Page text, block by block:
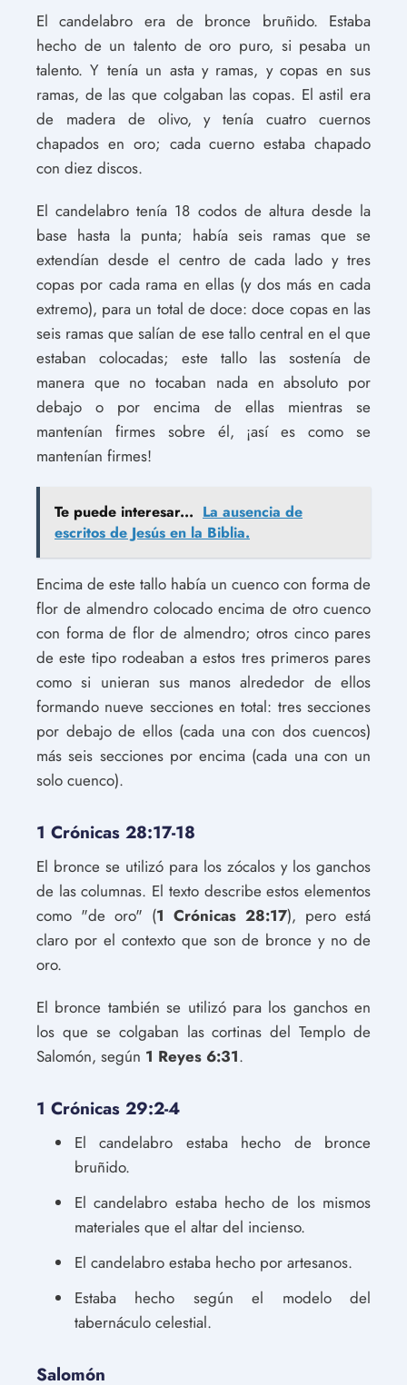
El candelabro era de bronce bruñido. Estaba
hecho de un talento de oro puro, si pesaba un
talento. Y tenía un asta y ramas, y copas en sus
ramas, de las que colgaban las copas. El astil era
de madera de olivo, y tenía cuatro cuernos
chapados en oro; cada cuerno estaba chapado
con diez discos.
El candelabro tenía 18 codos de altura desde la
base hasta la punta; había seis ramas que se
extendían desde el centro de cada lado y tres
copas por cada rama en ellas (y dos más en cada
extremo), para un total de doce: doce copas en las
seis ramas que salían de ese tallo central en el que
estaban colocadas; este tallo las sostenía de
manera que no tocaban nada en absoluto por
debajo o por encima de ellas mientras se
mantenían firmes sobre él, ¡así es como se
mantenían firmes!
Te puede interesar... La ausencia de
escritos de Jesús en la Biblia.
Encima de este tallo había un cuenco con forma de
flor de almendro colocado encima de otro cuenco
con forma de flor de almendro; otros cinco pares
de este tipo rodeaban a estos tres primeros pares
como si unieran sus manos alrededor de ellos
formando nueve secciones en total: tres secciones
por debajo de ellos (cada una con dos cuencos)
más seis secciones por encima (cada una con un
solo cuenco).
1 Crónicas 28:17-18
El bronce se utilizó para los zócalos y los ganchos
de las columnas. El texto describe estos elementos
como "de oro" (1 Crónicas 28:17), pero está
claro por el contexto que son de bronce y no de
oro.
El bronce también se utilizó para los ganchos en
los que se colgaban las cortinas del Templo de
Salomón, según 1 Reyes 6:31.
1 Crónicas 29:2-4
El candelabro estaba hecho de bronce
bruñido.
El candelabro estaba hecho de los mismos
materiales que el altar del incienso.
El candelabro estaba hecho por artesanos.
Estaba hecho según el modelo del
tabernáculo celestial.
Salomón